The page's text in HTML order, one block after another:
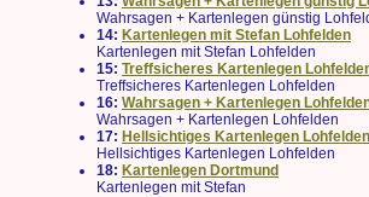
Wahrsagen + Kartenlegen günstig
14: Kartenlegen mit Stefan Lohfelden
Kartenlegen mit Stefan Lohfelden
15: Treffsicheres Kartenlegen
Treffsicheres Kartenlegen Lohfelden
16: Wahrsagen + Kartenlegen
Wahrsagen + Kartenlegen Lohfelden
17: Hellsichtiges Kartenlegen Lohfelden
Hellsichtiges Kartenlegen Lohfelden
18: Kartenlegen Dortmund
Kartenlegen mit Stefan